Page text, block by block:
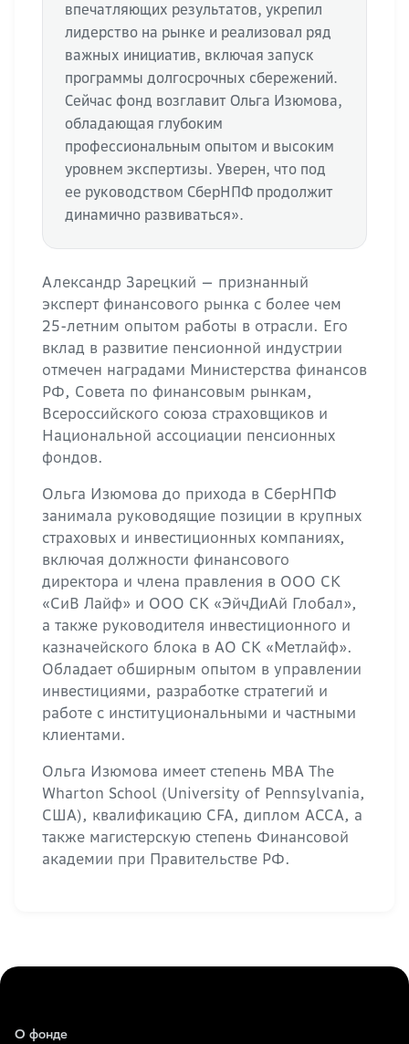
впечатляющих результатов, укрепил
лидерство на рынке и реализовал ряд
важных инициатив, включая запуск
программы долгосрочных сбережений.
Сейчас фонд возглавит Ольга Изюмова,
обладающая глубоким
профессиональным опытом и высоким
уровнем экспертизы. Уверен, что под
ее руководством СберНПФ продолжит
динамично развиваться».
Александр Зарецкий — признанный
эксперт финансового рынка с более чем
25-летним опытом работы в отрасли. Его
вклад в развитие пенсионной индустрии
отмечен наградами Министерства финансов
РФ, Совета по финансовым рынкам,
Всероссийского союза страховщиков и
Национальной ассоциации пенсионных
фондов.
Ольга Изюмова до прихода в СберНПФ
занимала руководящие позиции в крупных
страховых и инвестиционных компаниях,
включая должности финансового
директора и члена правления в ООО СК
«СиВ Лайф» и ООО СК «ЭйчДиАй Глобал»,
а также руководителя инвестиционного и
казначейского блока в АО СК «Метлайф».
Обладает обширным опытом в управлении
инвестициями, разработке стратегий и
работе с институциональными и частными
клиентами.
Ольга Изюмова имеет степень MBA The
Wharton School (University of Pennsylvania,
США), квалификацию CFA, диплом ACCA, а
также магистерскую степень Финансовой
академии при Правительстве РФ.
О фонде